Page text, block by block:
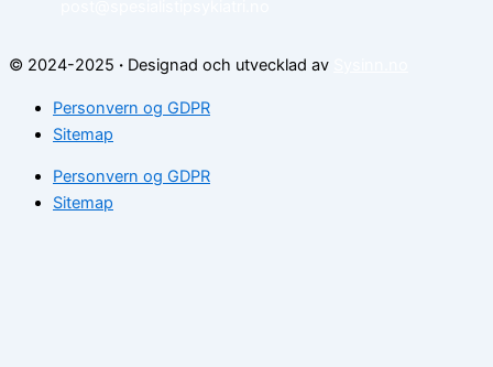
© 2024-2025 · Designad och utvecklad av
Personvern og GDPR
Sitemap
Personvern og GDPR
Sitemap